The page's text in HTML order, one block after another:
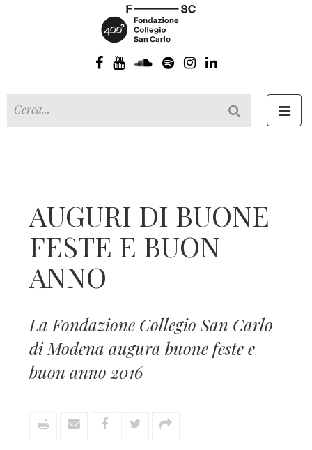
AUGURI DI BUONE
FESTE E BUON
ANNO
La Fondazione Collegio San Carlo
di Modena augura buone feste e
buon anno 2016